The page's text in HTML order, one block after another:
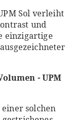
Sol verleiht
und
einzigartige
- UPM
solchen